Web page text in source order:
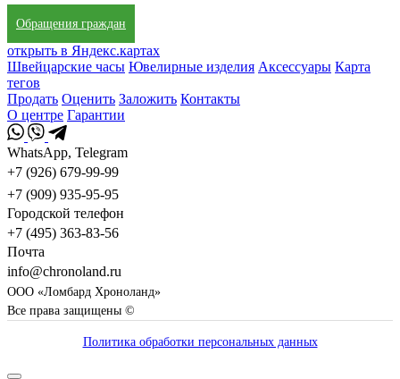
Обращения граждан
открыть в Яндекс.картах
Швейцарские часы Ювелирные изделия Аксессуары Карта
тегов
Продать Оценить Заложить Контакты
О центре Гарантии
WhatsApp, Telegram
+7 (926) 679-99-99
+7 (909) 935-95-95
Городской телефон
+7 (495) 363-83-56
Почта
info@chronoland.ru
ООО «Ломбард Хроноланд»
Все права защищены ©
Политика обработки персональных данных